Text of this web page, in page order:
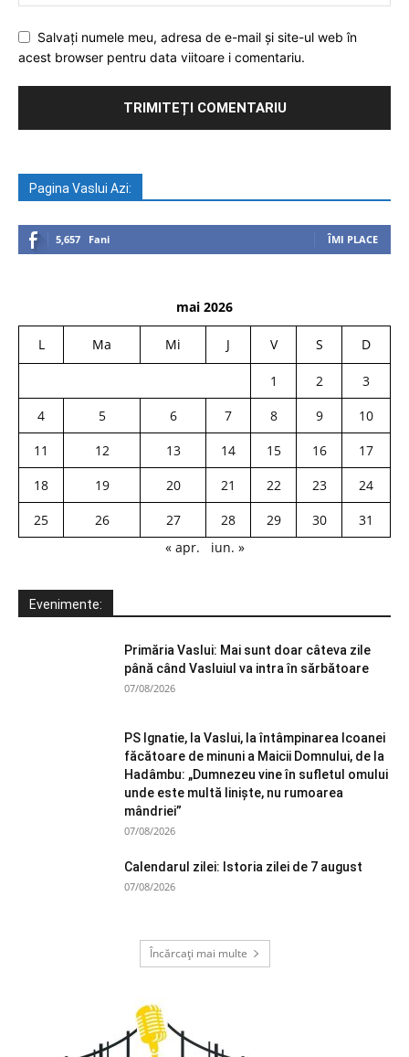
Salvați numele meu, adresa de e-mail și site-ul web în
acest browser pentru data viitoare i comentariu.
Pagina Vaslui Azi:
5,657 Fani ÎMI PLACE
mai 2026
L Ma Mi J V S D
1 2
3
4
5 6 7 8 9
10
11
12 13 14 15 16
17
18
19 20 21 22 23
24
25
26 27 28 29 30
31
« apr.
iun. »
Evenimente:
Primăria Vaslui: Mai sunt doar câteva zile
până când Vasluiul va intra în sărbătoare
07/08/2026
PS Ignatie, la Vaslui, la întâmpinarea Icoanei
făcătoare de minuni a Maicii Domnului, de la
Hadâmbu: „Dumnezeu vine în sufletul omului
unde este multă liniște, nu rumoarea
mândriei”
07/08/2026
Calendarul zilei: Istoria zilei de 7 august
07/08/2026
Încărcați mai multe